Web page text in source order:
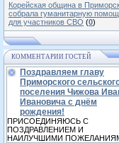
Корейская община в
собрала гуманитарную
для участников СВО (0)
КОММЕНТАРИИ ГОСТЕЙ
Поздравляем главу
Приморского
поселения Чижова
Ивановича с днём
рождения!
ПРИСОЕДИНЯЮСЬ С
ПОЗДРАВЛЕНИЕМ И
НАИЛУЧШИМИ